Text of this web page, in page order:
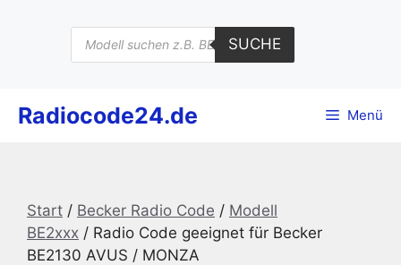
Products
search
SUCHE
Radiocode24.de Menü
Start / Becker Radio Code / Modell
BE2xxx / Radio Code geeignet für Becker
BE2130 AVUS / MONZA